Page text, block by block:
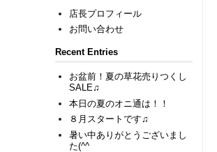
店長プロフィール
お問い合わせ
Recent Entries
お盆前！夏の草花売りつくし
SALE♫
本日の夏のオニ通は！！
８月スタートです♫
暑い中ありがとうございまし
た(^^ゞ